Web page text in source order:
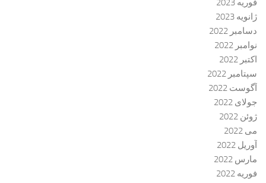
فوریه 2023
ژانویه 2023
دسامبر 2022
نوامبر 2022
اکتبر 2022
سپتامبر 2022
آگوست 2022
جولای 2022
ژوئن 2022
می 2022
آوریل 2022
مارس 2022
فوریه 2022